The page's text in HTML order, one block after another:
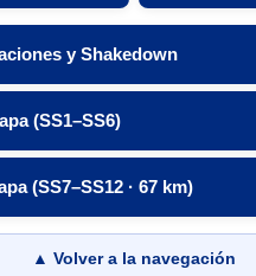
y Shakedown
(SS1–SS6)
(SS7–SS12 · 67 km)
▲ Volver a la navegación